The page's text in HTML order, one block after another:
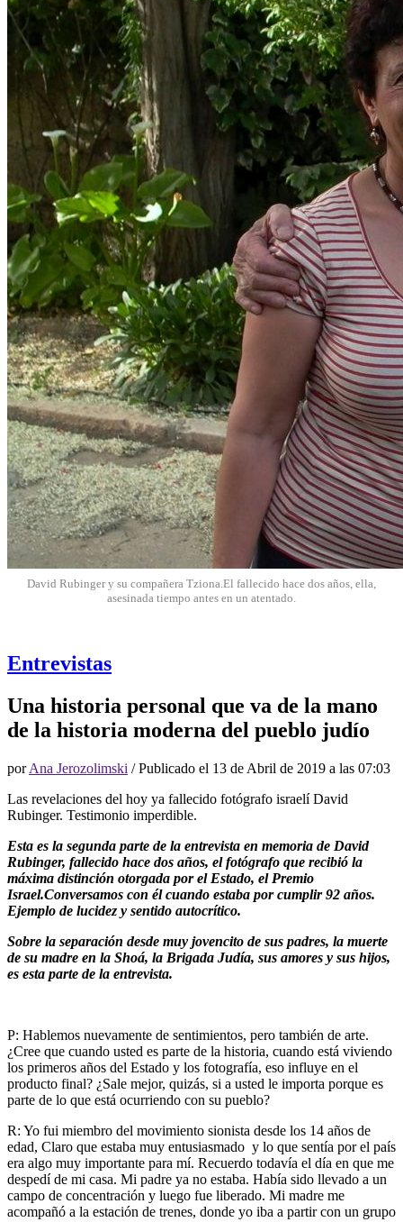
David Rubinger y su compañera Tziona.El fallecido hace dos años, ella,
asesinada tiempo antes en un atentado.
Entrevistas
Una historia personal que va de la mano
de la historia moderna del pueblo judío
porAna Jerozolimski / Publicado el 13 de Abril de 2019 a las 07:03
Las revelaciones del hoy ya fallecido fotógrafo israelí David
Rubinger. Testimonio imperdible.
Esta es la segunda parte de la entrevista en memoria de David
Rubinger, fallecido hace dos años, el fotógrafo que recibió la
máxima distinción otorgada por el Estado, el Premio
Israel.Conversamos con él cuando estaba por cumplir 92 años.
Ejemplo de lucidez y sentido autocrítico.
Sobre la separación desde muy jovencito de sus padres, la muerte
de su madre en la Shoá, la Brigada Judía, sus amores y sus hijos,
es esta parte de la entrevista.
P: Hablemos nuevamente de sentimientos, pero también de arte.
¿Cree que cuando usted es parte de la historia, cuando está viviendo
los primeros años del Estado y los fotografía, eso influye en el
producto final? ¿Sale mejor, quizás, si a usted le importa porque es
parte de lo que está ocurriendo con su pueblo?
R: Yo fui miembro del movimiento sionista desde los 14 años de
edad, Claro que estaba muy entusiasmado y lo que sentía por el país
era algo muy importante para mí. Recuerdo todavía el día en que me
despedí de mi casa. Mi padre ya no estaba. Había sido llevado a un
campo de concentración y luego fue liberado. Mi madre me
acompañó a la estación de trenes, donde yo iba a partir con un grupo